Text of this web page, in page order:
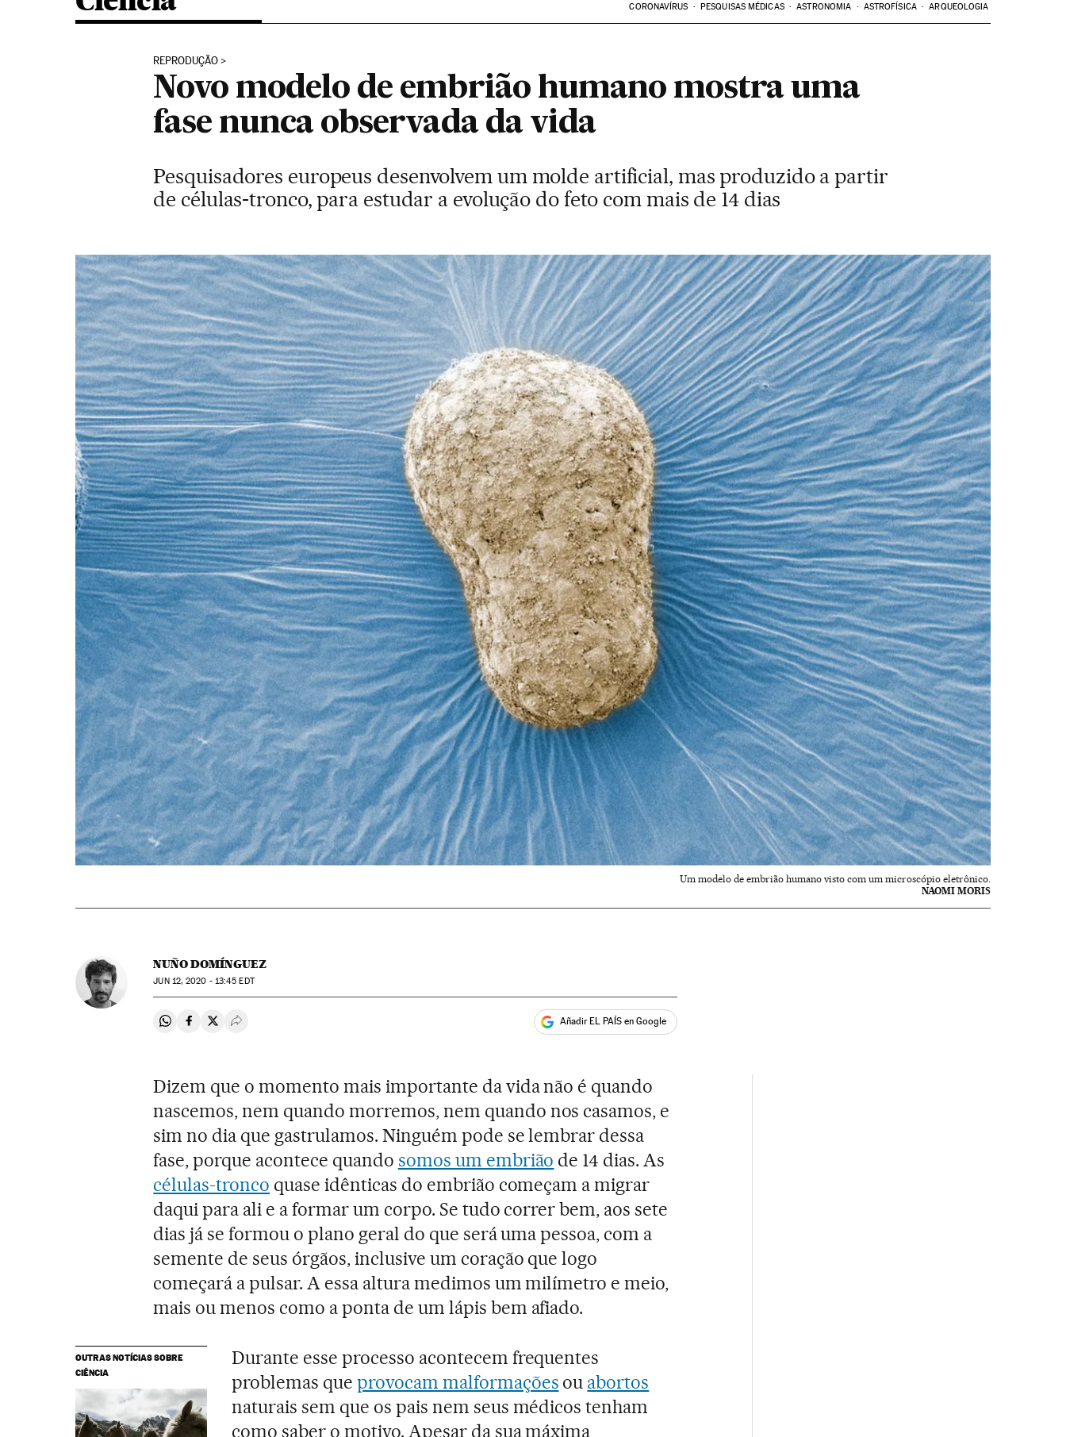
CORONAVÍRUS PESQUISAS MÉDICAS ASTRONOMIA ASTROFÍSICA ARQUEOLOGIA
REPRODUÇÃO
Novo modelo de embrião humano mostra uma
fase nunca observada da vida
Pesquisadores europeus desenvolvem um molde artificial, mas produzido a partir
de células-tronco, para estudar a evolução do feto com mais de 14 dias
Um modelo de embrião humano visto com um microscópio eletrônico.
NAOMI MORIS
NUÑO DOMÍNGUEZ
JUN12, 2020 - 13:45 EDT
Compartir en Whatsapp
Compartir en Facebook
Compartir en Twitter
Desplegar Redes Sociales Añadir EL PAÍS en Google
Dizem que o momento mais importante da vida não é quando
nascemos, nem quando morremos, nem quando nos casamos, e
sim no dia que gastrulamos. Ninguém pode se lembrar dessa
fase, porque acontece quando somos um embrião de 14 dias. As
células-tronco quase idênticas do embrião começam a migrar
daqui para ali e a formar um corpo. Se tudo correr bem, aos sete
dias já se formou o plano geral do que será uma pessoa, com a
semente de seus órgãos, inclusive um coração que logo
começará a pulsar. A essa altura medimos um milímetro e meio,
mais ou menos como a ponta de um lápis bem afiado.
OUTRAS NOTÍCIAS SOBRE
CIÊNCIA
Durante esse processo acontecem frequentes
problemas que provocam malformações ou abortos
naturais sem que os pais nem seus médicos tenham
como saber o motivo. Apesar da sua máxima